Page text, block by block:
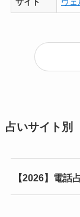
サイト ヴェ
占いサイト別
【2026】電話